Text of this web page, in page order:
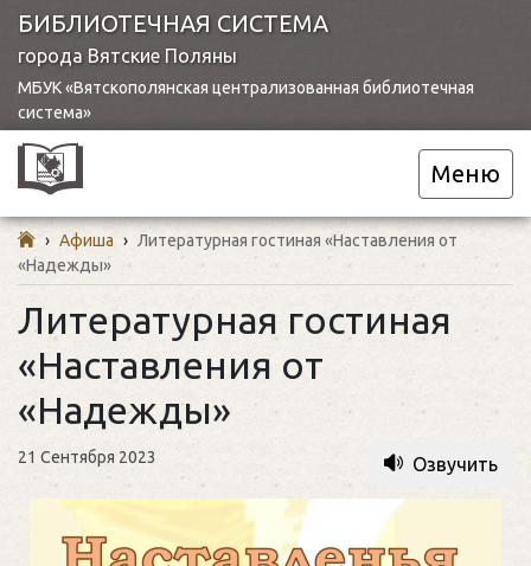
БИБЛИОТЕЧНАЯ СИСТЕМА
города Вятские Поляны
МБУК «Вятскополянская централизованная библиотечная
система»
Меню
› Афиша › Литературная гостиная «Наставления от
«Надежды»
Литературная гостиная
«Наставления от
«Надежды»
21 Сентября 2023 Озвучить